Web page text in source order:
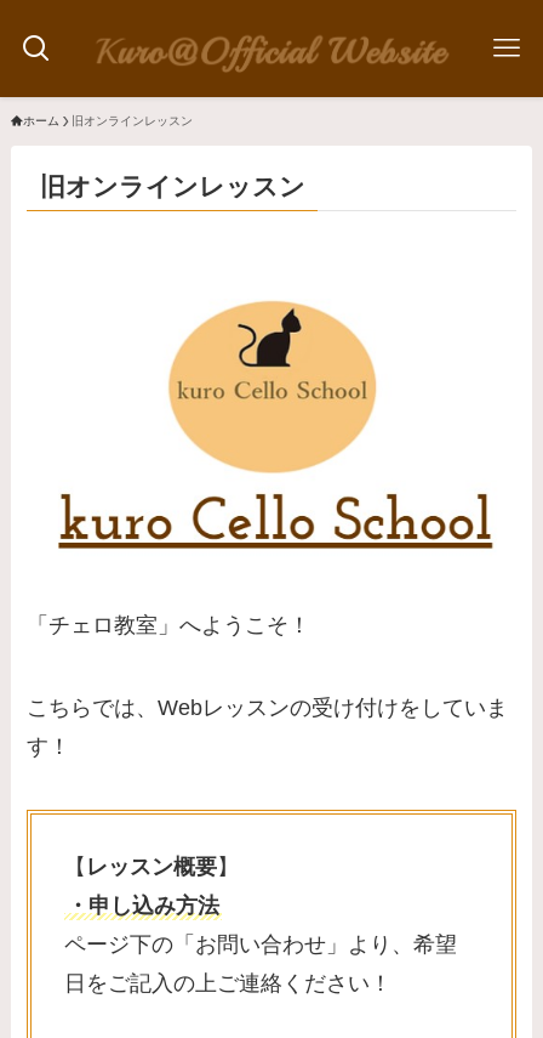
ホーム 旧オンラインレッスン
旧オンラインレッスン
「チェロ教室」へようこそ！
こちらでは、Webレッスンの受け付けをしていま
す！
【 レッスン概要】
・申し込み方法
ページ下の「お問い合わせ」より、希望
日をご記入の上ご連絡ください！